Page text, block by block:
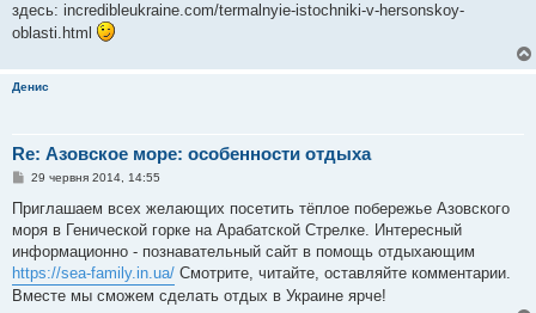
д
о
м
е
н
здесь: incredibleukraine.com/termalnyie-istochniki-v-hersonskoy-
oblasti.html
Денис
Re: Азовское море: особенности отдыха
П
в
д
о
м
л
е
н
29 червня 2014, 14:55
Приглашаем всех желающих посетить тёплое побережье Азовского
моря в Генической горке на Арабатской Стрелке. Интересный
информационно - познавательный сайт в помощь отдыхающим
https://sea-family.in.ua/ Смотрите, читайте, оставляйте комментарии.
Вместе мы сможем сделать отдых в Украине ярче!